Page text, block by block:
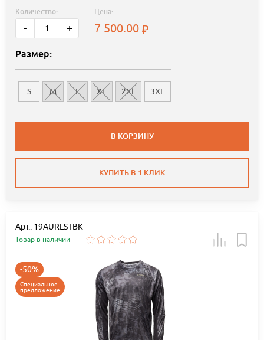
Количество:
- +
Цена:
7 500.00
Размер:
S M L XL 2XL 3XL
В КОРЗИНУ
КУПИТЬ В 1 КЛИК
Арт.: 19AURLSTBK
Товар в наличии
-50%
Специальное
предложение